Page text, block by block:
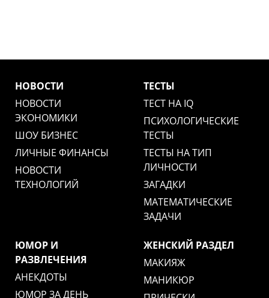
НОВОСТИ
НОВОСТИ
ЭКОНОМИКИ
ШОУ БИЗНЕС
ЛИЧНЫЕ ФИНАНСЫ
НОВОСТИ
ТЕХНОЛОГИЙ
ТЕСТЫ
ТЕСТ НА IQ
ПСИХОЛОГИЧЕСКИЕ
ТЕСТЫ
ТЕСТЫ НА ТИП
ЛИЧНОСТИ
ЗАГАДКИ
МАТЕМАТИЧЕСКИЕ
ЗАДАЧИ
ЮМОР И
РАЗВЛЕЧЕНИЯ
АНЕКДОТЫ
ЮМОР ЗА ДЕНЬ
ЖЕНСКИЙ РАЗДЕЛ
МАКИЯЖ
МАНИКЮР